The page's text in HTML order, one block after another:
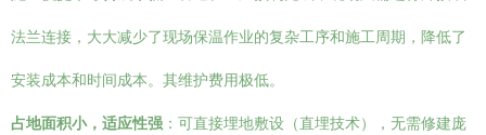
法兰连接，大大减少了现场保温作业的复杂工序和施工周期，降低了
安装成本和时间成本。其维护费用极低。
占地面积小，适应性强 ：可直接埋地敷设（直埋技术），无需修建庞